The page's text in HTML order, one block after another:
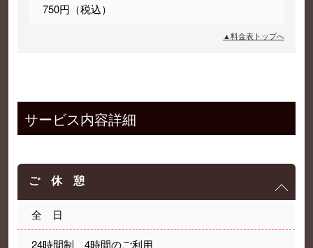
750円（税込）
▲料金表トップへ
サービス内容詳細
ご 休 憩
全 日
24時間制 4時間のご利用